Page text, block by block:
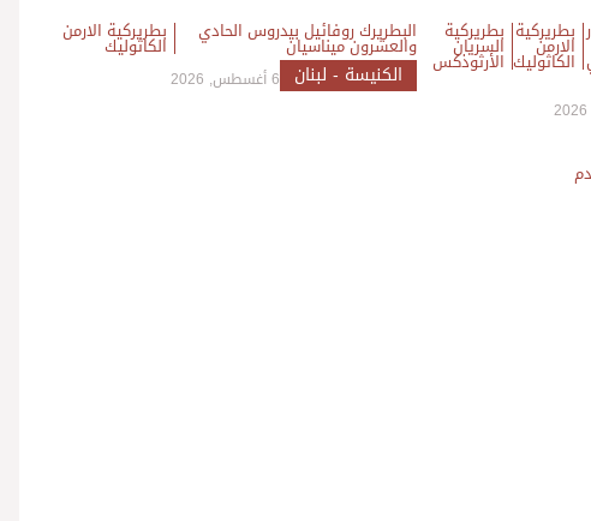
بطريركية
الارمن
الكاثوليك
بطريركية
السريان
الأرثوذكس
البطريرك روفائيل بيدروس الحادي
والعشرون ميناسيان
بطريركية الارمن
الكاثوليك
الكنيسة - لبنان 6 أغسطس, 2026